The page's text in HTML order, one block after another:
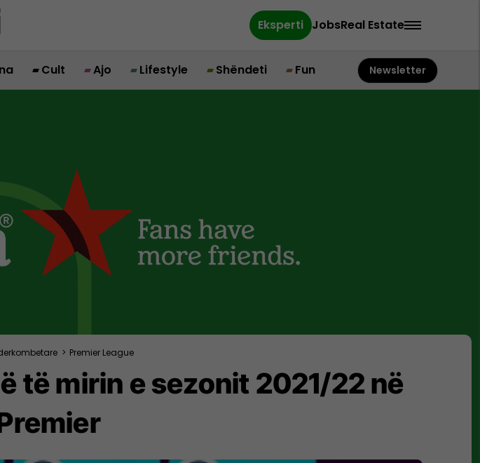
Eksperti JobsReal Estate
Cult Ajo Lifestyle Shëndeti Fun Newsletter
> Premier League
të mirin e sezonit 2021/22 në